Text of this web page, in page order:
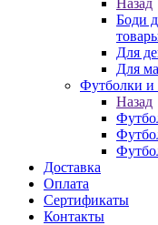
Назад
Боди
Для
Для
Футболки и
Назад
Доставка
Оплата
Сертификаты
Контакты